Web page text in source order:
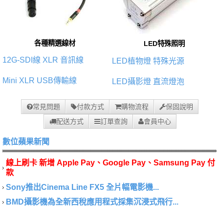
各種精選線材
12G-SDI線 XLR 音訊線
Mini XLR USB傳輸線
LED特殊照明
LED植物燈 特殊光源
LED攝影燈 直流燈泡
常見問題 付款方式 購物流程
保固說明
配送方式
訂單查詢 會員中心
數位蘋果新聞
線上刷卡 新增 Apple Pay、Google Pay、Samsung Pay 付
款
Sony推出Cinema Line FX5 全片幅電影機...
BMD攝影機為全新西稅應用程式採集沉浸式飛行...